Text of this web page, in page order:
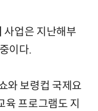
사업은 지난해부
이다.
와 보령컵 국제요
육 프로그램도 지